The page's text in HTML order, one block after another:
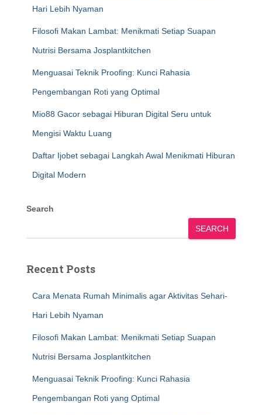
Hari Lebih Nyaman
Filosofi Makan Lambat: Menikmati Setiap Suapan
Nutrisi Bersama Josplantkitchen
Menguasai Teknik Proofing: Kunci Rahasia
Pengembangan Roti yang Optimal
Mio88 Gacor sebagai Hiburan Digital Seru untuk
Mengisi Waktu Luang
Daftar Ijobet sebagai Langkah Awal Menikmati Hiburan
Digital Modern
Search
SEARCH
Recent Posts
Cara Menata Rumah Minimalis agar Aktivitas Sehari-
Hari Lebih Nyaman
Filosofi Makan Lambat: Menikmati Setiap Suapan
Nutrisi Bersama Josplantkitchen
Menguasai Teknik Proofing: Kunci Rahasia
Pengembangan Roti yang Optimal